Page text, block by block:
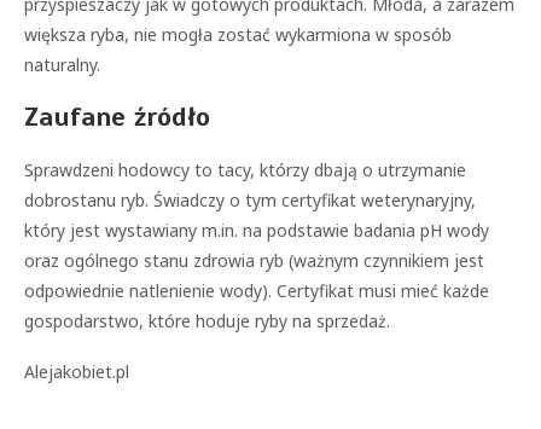
przyspieszaczy jak w gotowych produktach. Młoda, a zarazem
większa ryba, nie mogła zostać wykarmiona w sposób
naturalny.
Zaufane źródło
Sprawdzeni hodowcy to tacy, którzy dbają o utrzymanie
dobrostanu ryb. Świadczy o tym certyfikat weterynaryjny,
który jest wystawiany m.in. na podstawie badania pH wody
oraz ogólnego stanu zdrowia ryb (ważnym czynnikiem jest
odpowiednie natlenienie wody). Certyfikat musi mieć każde
gospodarstwo, które hoduje ryby na sprzedaż.
Alejakobiet.pl